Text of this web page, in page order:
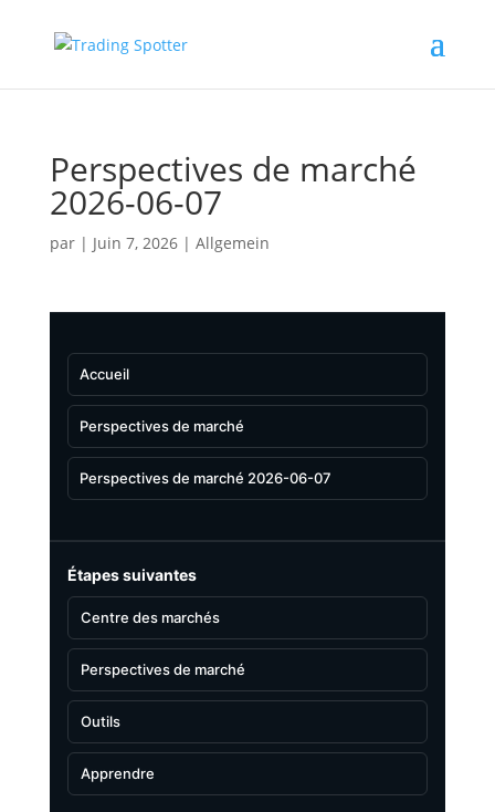
Perspectives de marché
2026-06-07
par | Juin 7, 2026| Allgemein
Accueil
Perspectives de marché
Perspectives de marché 2026-06-07
Étapes suivantes
Centre des marchés
Perspectives de marché
Outils
Apprendre